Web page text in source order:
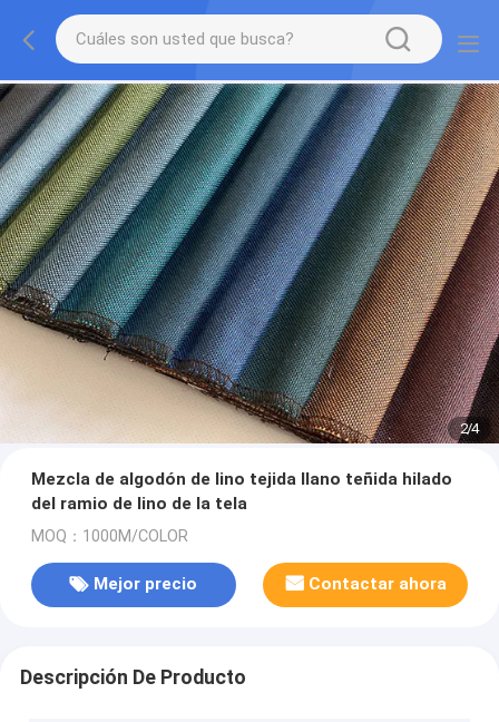
2/4
Mezcla de algodón de lino tejida llano teñida hilado
del ramio de lino de la tela
MOQ：1000M/COLOR
Mejor precio Contactar ahora
Descripción De Producto